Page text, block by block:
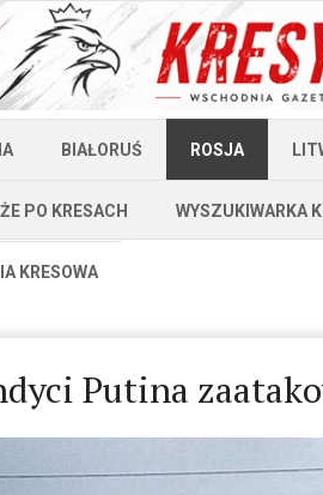
BIAŁORUŚ ROSJA
PO KRESACH WYSZUKIWARKA
KRESOWA
Putina